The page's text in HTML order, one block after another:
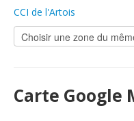
CCI de l'Artois
Carte Google